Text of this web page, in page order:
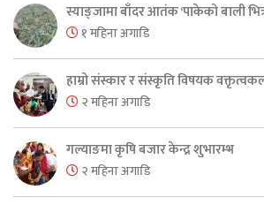
स्याङ्जामा बाँदर आतंक ‘पाकेको बाली
१ महिना अगाडि
हाम्रो संस्कार र संस्कृति विषयक
२ महिना अगाडि
गल्याङमा कृषि बजार केन्द्र शुभारम्भ
२ महिना अगाडि